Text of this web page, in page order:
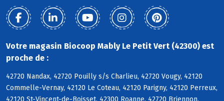
Votre magasin Biocoop Mably Le Petit Vert (42300) est
proche de :
42720 Nandax, 42720 Pouilly s/s Charlieu, 42720 Vougy, 42120
Commelle-Vernay, 42120 Le Coteau, 42120 Parigny, 42120 Perreux,